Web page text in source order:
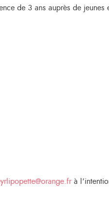
de 3 ans auprès de jeunes
à